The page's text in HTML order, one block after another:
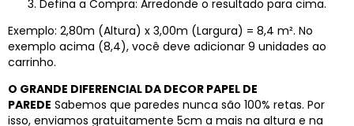
Defina a Compra: Arredonde o resultado para cima.
Exemplo: 2,80m (Altura) x 3,00m (Largura) = 8,4 m². No
exemplo acima (8,4), você deve adicionar 9 unidades ao
carrinho.
O GRANDE DIFERENCIAL DA DECOR PAPEL DE
PAREDE Sabemos que paredes nunca são 100% retas. Por
isso, enviamos gratuitamente 5cm a mais na altura e na